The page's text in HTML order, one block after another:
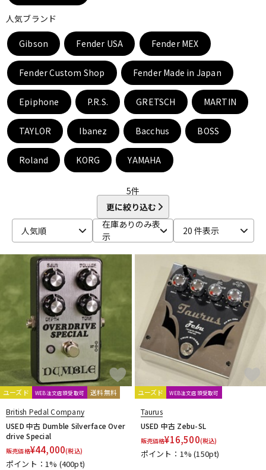
配信/ライブ機器 楽器アクセサリ
中古 ヴィンテージ
人気ブランド
Gibson Fender USA Fender MEX
Fender Custom Shop Fender Made in Japan
Epiphone P.R.S. GRETSCH MARTIN
TAYLOR Ibanez Bacchus BOSS
Roland KORG YAMAHA
5件
更に絞り込む
人気順
在庫ありのみ表
示
20 件表示
ユーズド WEB注文店頭受取可 送料無料
British Pedal Company
USED 中古 Dumble Silverface Over
drive Special
販売価格¥44,000(税込)
ポイント：1% (400pt)
ユーズド WEB注文店頭受取可
Taurus
USED 中古 Zebu-SL
販売価格¥16,500(税込)
ポイント：1%(150pt)